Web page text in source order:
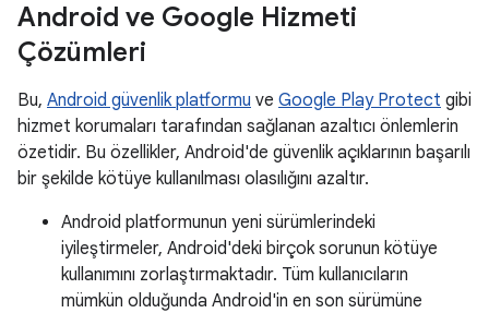
Android ve Google Hizmeti
Çözümleri
Bu, Android güvenlik platformu ve Google Play Protect gibi
hizmet korumaları tarafından sağlanan azaltıcı önlemlerin
özetidir. Bu özellikler, Android'de güvenlik açıklarının başarılı
bir şekilde kötüye kullanılması olasılığını azaltır.
Android platformunun yeni sürümlerindeki
iyileştirmeler, Android'deki birçok sorunun kötüye
kullanımını zorlaştırmaktadır. Tüm kullanıcıların
mümkün olduğunda Android'in en son sürümüne